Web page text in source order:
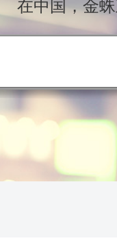
在中国，金